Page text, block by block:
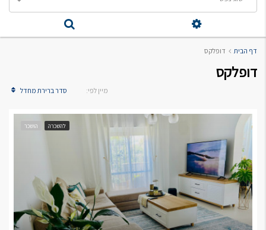
דף הבית דופלקס
דופלקס
מיין לפי: סדר ברירת מחדל
להשכרה הושכר